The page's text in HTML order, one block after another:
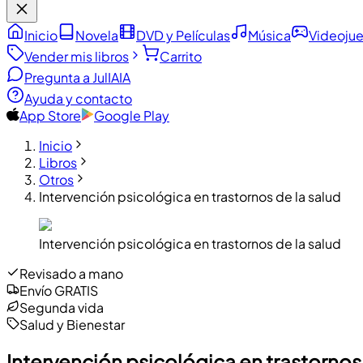
Inicio Novela DVD y Películas Música
Vender mis libros
Carrito
Pregunta a JulIAIA
Ayuda y contacto
App Store
Google Play
Inicio
Libros
Otros
Intervención psicológica en trastornos de la salud
Intervención psicológica en trastornos de la salud
Revisado a mano
Envío GRATIS
Segunda vida
Salud y Bienestar